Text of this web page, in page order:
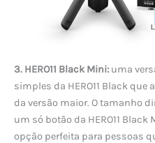
3. HERO11 Black Mini: uma
simples da HERO11 Black
da versão maior. O tamanho
um só botão da HERO11
opção perfeita para pessoas